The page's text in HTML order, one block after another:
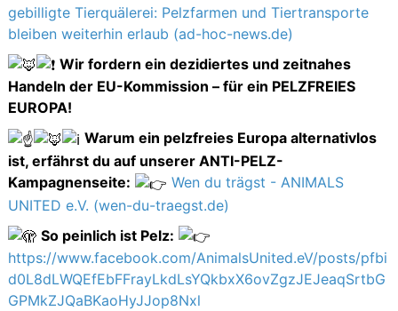
gebilligte Tierquälerei: Pelzfarmen und Tiertransporte
bleiben weiterhin erlaub (ad-hoc-news.de)
Wir fordern ein dezidiertes und zeitnahes
Handeln der EU-Kommission – für ein PELZFREIES
EUROPA!
Warum ein pelzfreies Europa alternativlos
ist, erfährst du auf unserer ANTI-PELZ-
Kampagnenseite:
Wen du trägst - ANIMALS
UNITED e.V. (wen-du-traegst.de)
So peinlich ist Pelz:
https://www.facebook.com/AnimalsUnited.eV/posts/pfbi
d0L8dLWQEfEbFFrayLkdLsYQkbxX6ovZgzJEJeaqSrtbG
GPMkZJQaBKaoHyJJop8Nxl